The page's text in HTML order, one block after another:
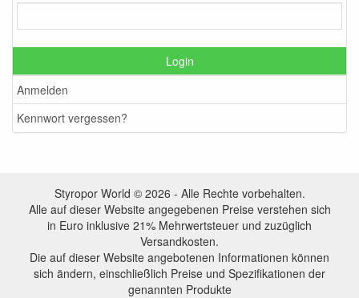
Login
Anmelden
Kennwort vergessen?
Styropor World © 2026 - Alle Rechte vorbehalten.
Alle auf dieser Website angegebenen Preise verstehen sich
in Euro inklusive 21% Mehrwertsteuer und zuzüglich
Versandkosten.
Die auf dieser Website angebotenen Informationen können
sich ändern, einschließlich Preise und Spezifikationen der
genannten Produkte